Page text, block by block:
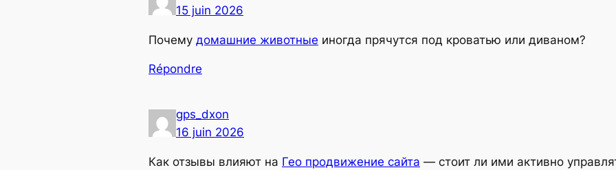
15 juin 2026
Почему домашние животные иногда прячутся под кроватью или диваном?
Répondre
gps_dxon
16 juin 2026
Как отзывы влияют на Гео продвижение сайта — стоит ли ими активно